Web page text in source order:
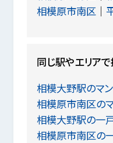
相模原市南区
同じ駅やエリア
相模大野駅のマ
相模原市南区の
相模大野駅の一
相模原市南区の